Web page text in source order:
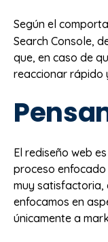
Según el
Search Console,
que, en caso de
reaccionar rápido
El rediseño web
proceso
muy satisfactoria,
enfocamos en
únicamente a